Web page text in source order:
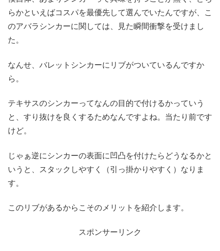
らかといえばコスパを最優先して選んでいたんですが、こ
のアバラシンカーに関しては、見た瞬間衝撃を受けまし
た。
なんせ、バレットシンカーにリブがついているんですか
ら。
テキサスのシンカーってなんの目的で付けるかっていう
と、すり抜けを良くするためなんですよね。当たり前です
けど。
じゃぁ逆にシンカーの表面に凹凸を付けたらどうなるかと
いうと、スタックしやすく（引っ掛かりやすく）なりま
す。
このリブがあるからこそのメリットを紹介します。
スポンサーリンク